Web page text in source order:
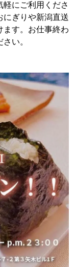
にご利用くださ
にぎりや新潟直送
ます。お仕事終わ
い。